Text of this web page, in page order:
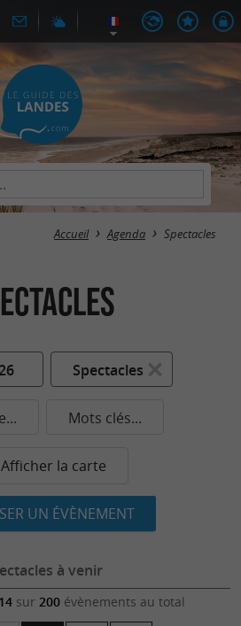
Accueil Agenda Spectacles
Spectacles
Mots clés...
Afficher la carte
UN ÉVÈNEMENT
à venir
sur 200évènements au total